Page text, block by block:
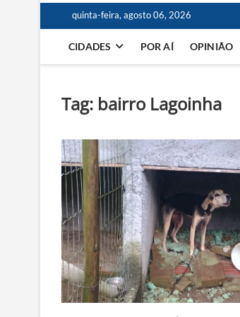
quinta-feira, agosto 06, 2026
CIDADES POR AÍ OPINIÃO
Tag: bairro Lagoinha